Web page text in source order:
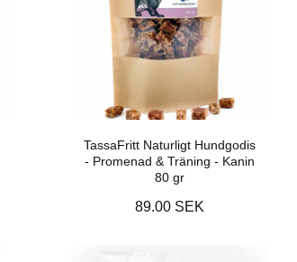
TassaFritt Naturligt Hundgodis
- Promenad & Träning - Kanin
80 gr
89.00 SEK